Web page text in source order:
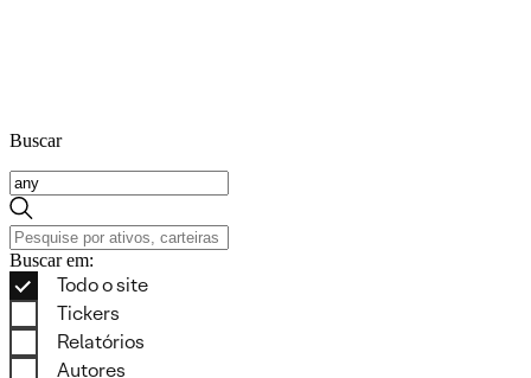
Buscar
Buscar em: